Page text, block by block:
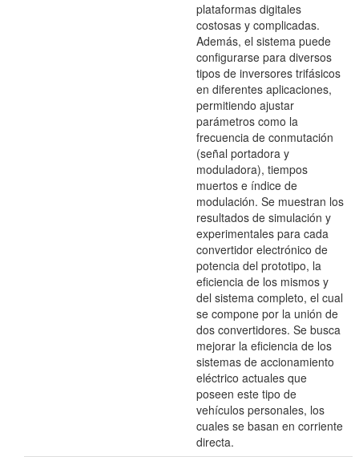
plataformas digitales
costosas y complicadas.
Además, el sistema puede
configurarse para diversos
tipos de inversores trifásicos
en diferentes aplicaciones,
permitiendo ajustar
parámetros como la
frecuencia de conmutación
(señal portadora y
moduladora), tiempos
muertos e índice de
modulación. Se muestran los
resultados de simulación y
experimentales para cada
convertidor electrónico de
potencia del prototipo, la
eficiencia de los mismos y
del sistema completo, el cual
se compone por la unión de
dos convertidores. Se busca
mejorar la eficiencia de los
sistemas de accionamiento
eléctrico actuales que
poseen este tipo de
vehículos personales, los
cuales se basan en corriente
directa.